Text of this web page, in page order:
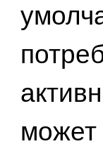
может